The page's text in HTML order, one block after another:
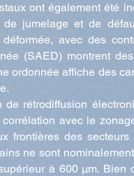
ont également été
jumelage et de
avec des
(SAED) montrent
ordonnée affiche des
de rétrodiffusion
avec le
frontières des
ne sont
à 600 µm.